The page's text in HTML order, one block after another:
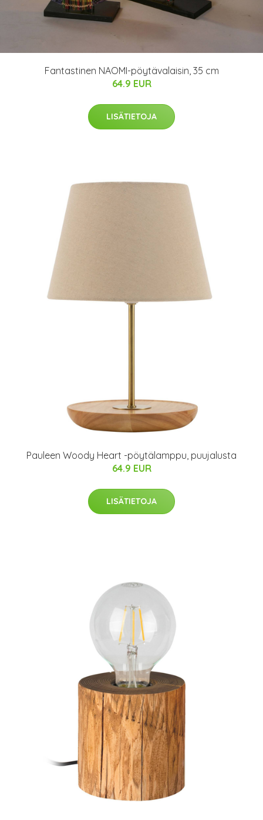
Fantastinen NAOMI-pöytävalaisin, 35 cm
64.9 EUR
LISÄTIETOJA
Pauleen Woody Heart -pöytälamppu, puujalusta
64.9 EUR
LISÄTIETOJA